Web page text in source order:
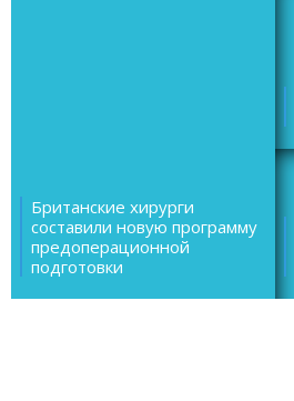
Британские хирурги
составили новую программу
предоперационной
подготовки